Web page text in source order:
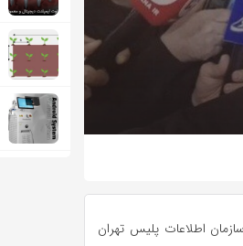
اطلاعات پلیس تهران